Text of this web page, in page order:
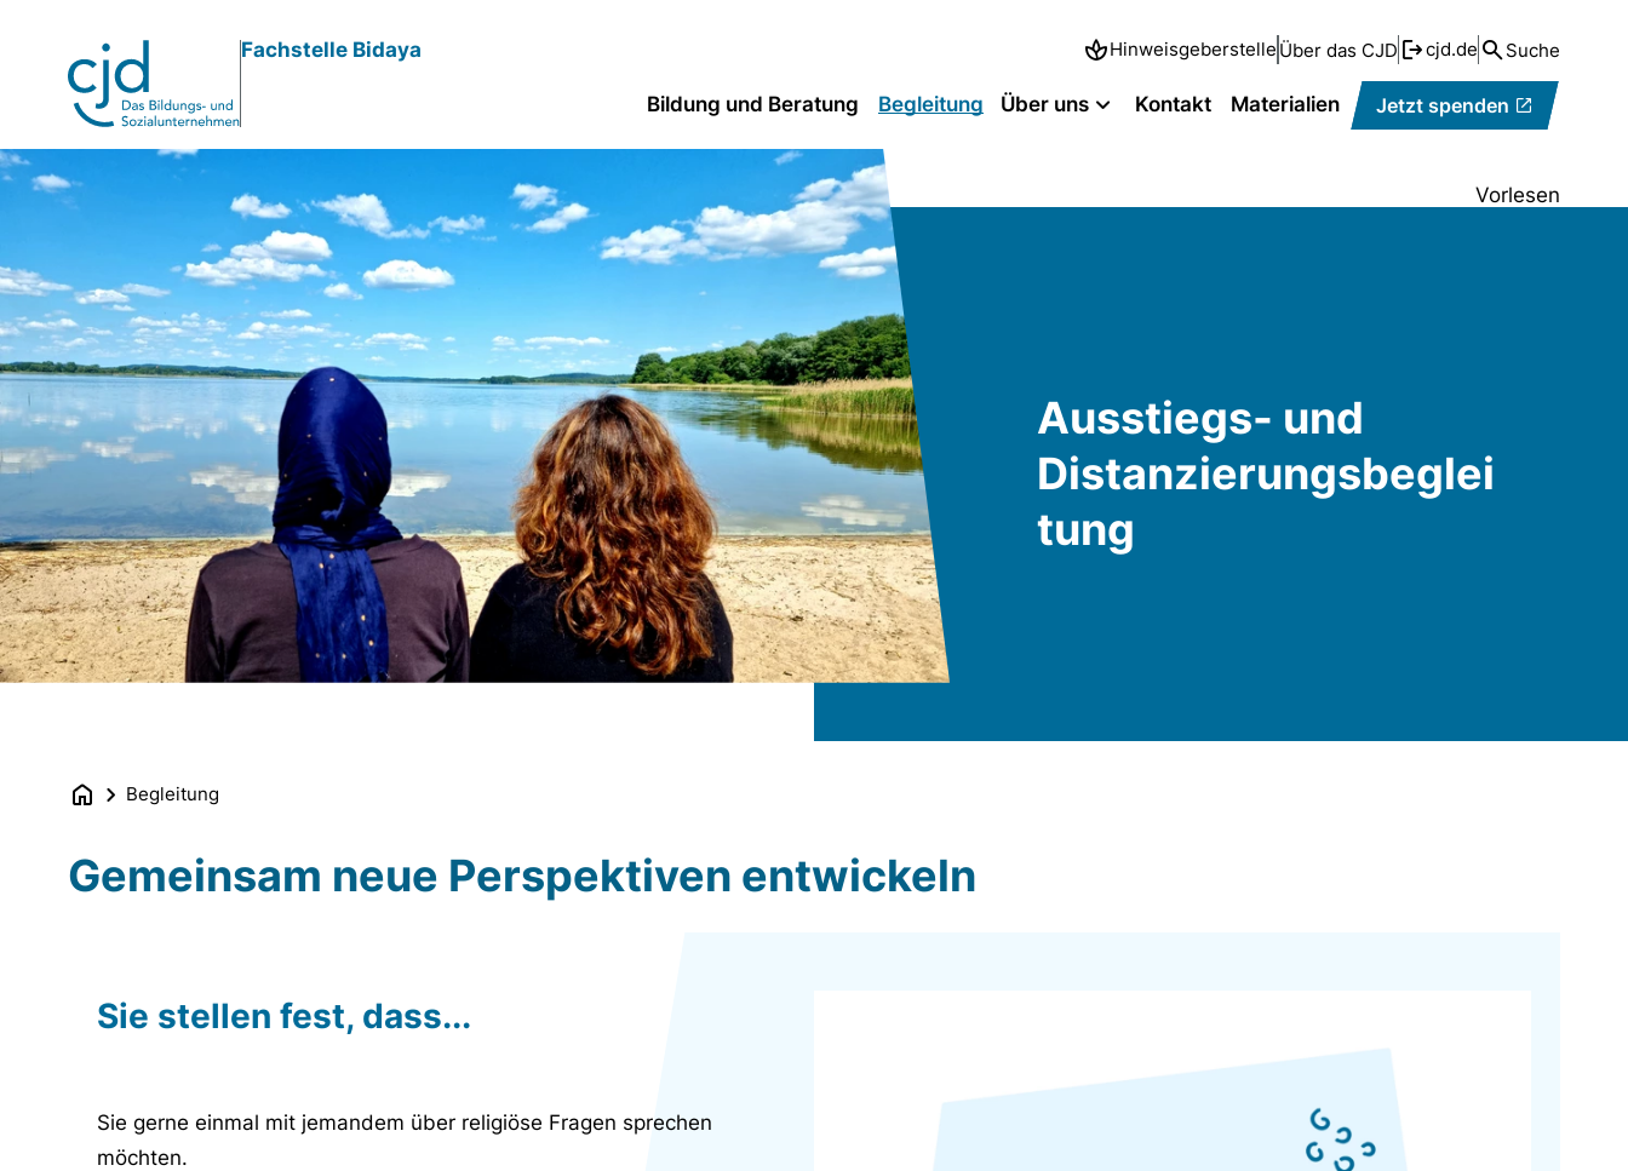
Fachstelle Bidaya Hinweisgeberstelle Über das CJD cjd.de Suche
Jetzt spenden
Bildung und Beratung Begleitung Über uns Kontakt Materialien
Vorlesen
Ausstiegs- und
Distanzierungsbeglei
tung
Begleitung
Gemeinsam neue Perspektiven entwickeln
Sie stellen fest, dass...
Sie gerne einmal mit jemandem über religiöse Fragen sprechen
möchten.